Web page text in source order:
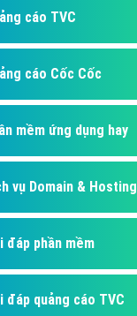
Cốc hiệu quả
chuyên nghiệp
cáo TVC
cáo Cốc Cốc
mềm ứng dụng hay
vụ Domain & Hosting
đáp phần mềm
đáp quảng cáo TVC